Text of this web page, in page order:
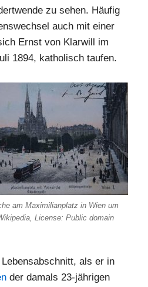
zu sehen. Häufig
auch mit einer
Ernst von Klarwill im
1894, katholisch taufen.
am Maximilianplatz in Wien um
License: Public domain
als er in
der damals 23-jährigen